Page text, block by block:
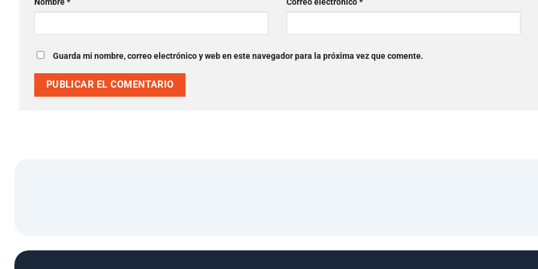
Guarda mi nombre, correo electrónico y web en este navegador para la próxima vez que comente.